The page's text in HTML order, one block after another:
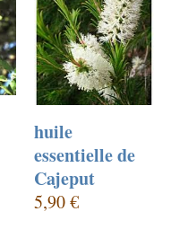
huile
essentielle de
Cajeput
5,90 €